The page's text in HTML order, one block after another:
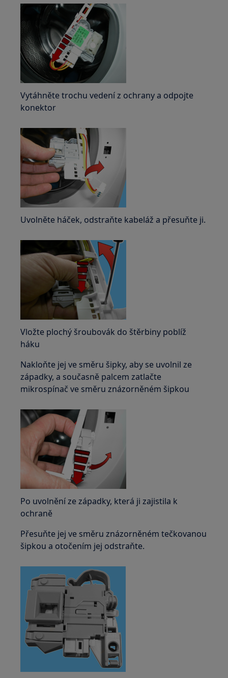
Vytáhněte trochu vedení z ochrany a odpojte
konektor
Uvolněte háček, odstraňte kabeláž a přesuňte ji.
Vložte plochý šroubovák do štěrbiny poblíž
háku
Nakloňte jej ve směru šipky, aby se uvolnil ze
západky, a současně palcem zatlačte
mikrospínač ve směru znázorněném šipkou
Po uvolnění ze západky, která ji zajistila k
ochraně
Přesuňte jej ve směru znázorněném tečkovanou
šipkou a otočením jej odstraňte.